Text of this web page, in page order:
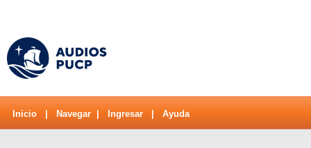
Inicio Navegar Ingresar Ayuda